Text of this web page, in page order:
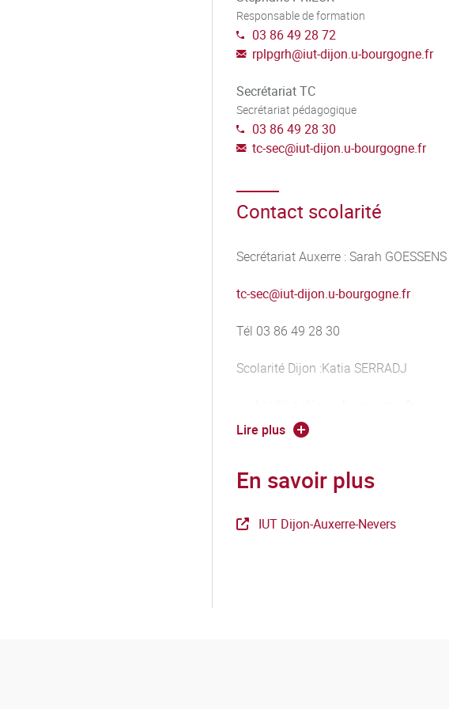
Responsable de formation
03 86 49 28 72
rplpgrh@iut-dijon.u-bourgogne.fr
Secrétariat TC
Secrétariat pédagogique
03 86 49 28 30
tc-sec@iut-dijon.u-bourgogne.fr
Contact scolarité
Secrétariat Auxerre : Sarah GOESSENS
tc-sec@iut-dijon.u-bourgogne.fr
Tél 03 86 49 28 30
Scolarité Dijon :Katia SERRADJ
Tél 03 80 39 65 33
Lire plus
En savoir plus
IUT Dijon-Auxerre-Nevers